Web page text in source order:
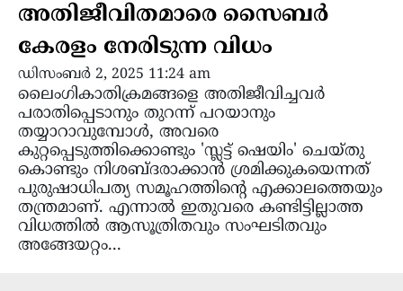
അതിജീവിതമാരെ സൈബർ
കേരളം നേരിടുന്ന വിധം
ഡിസംബർ 2, 2025 11:24 am
ലൈംഗികാതിക്രമങ്ങളെ അതിജീവിച്ചവർ
പരാതിപ്പെടാനും തുറന്ന് പറയാനും
തയ്യാറാവുമ്പോൾ, അവരെ
കുറ്റപ്പെടുത്തിക്കൊണ്ടും 'സ്ലട്ട് ഷെയിം' ചെയ്തു
കൊണ്ടും നിശബ്ദരാക്കാൻ ശ്രമിക്കുകയെന്നത്
പുരുഷാധിപത്യ സമൂഹത്തിന്റെ എക്കാലത്തെയും
തന്ത്രമാണ്. എന്നാൽ ഇതുവരെ കണ്ടിട്ടില്ലാത്ത
വിധത്തിൽ ആസൂത്രിതവും സംഘടിതവും
അങ്ങേയറ്റം...